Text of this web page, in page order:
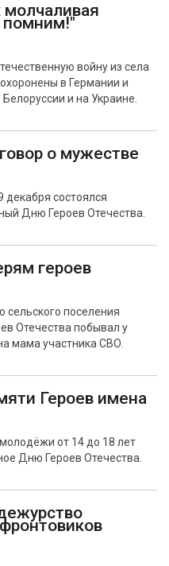
молчаливая
войну из села
в Германии и
и на Украине.
о мужестве
декабря состоялся
Дню Героев Отечества.
героев
сельского поселения
Отечества побывал у
мама участника СВО.
Героев имена
от 14 до 18 лет
Дню Героев Отечества.